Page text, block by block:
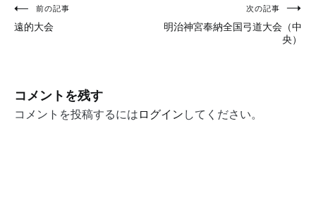
投
稿
ビ
ゲ
前の記事
遠的大会
次の記事
明治神宮奉納全国弓道大会（中
央）
コメントを残す
コメントを投稿するには ログイン してください。